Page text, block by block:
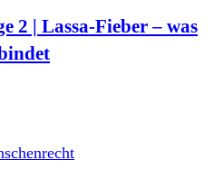
2 | Lassa-Fieber – was